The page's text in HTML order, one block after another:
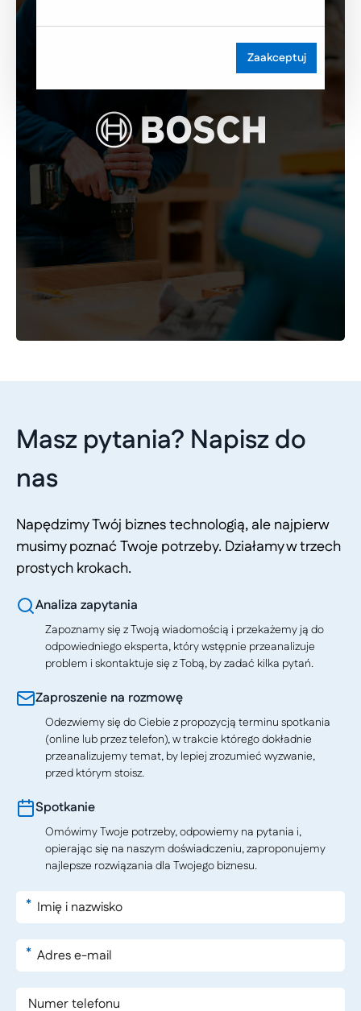
Masz pytania? Napisz do
nas
Napędzimy Twój biznes technologią, ale najpierw
musimy poznać Twoje potrzeby. Działamy w trzech
prostych krokach.
Analiza zapytania
Zapoznamy się z Twoją wiadomością i przekażemy ją do
odpowiedniego eksperta, który wstępnie przeanalizuje
problem i skontaktuje się z Tobą, by zadać kilka pytań.
Zaproszenie na rozmowę
Odezwiemy się do Ciebie z propozycją terminu spotkania
(online lub przez telefon), w trakcie którego dokładnie
przeanalizujemy temat, by lepiej zrozumieć wyzwanie,
przed którym stoisz.
Spotkanie
Omówimy Twoje potrzeby, odpowiemy na pytania i,
opierając się na naszym doświadczeniu, zaproponujemy
najlepsze rozwiązania dla Twojego biznesu.
*
*
Zaakceptuj